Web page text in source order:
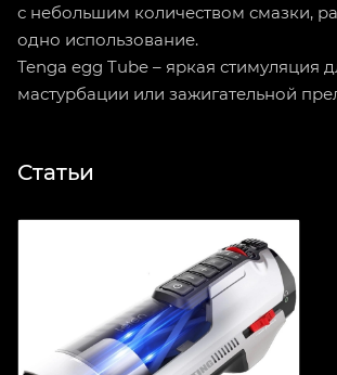
с небольшим количеством смазки,
одно использование.
Tenga egg Tube – яркая стимуляция
мастурбации или зажигательной
Статьи